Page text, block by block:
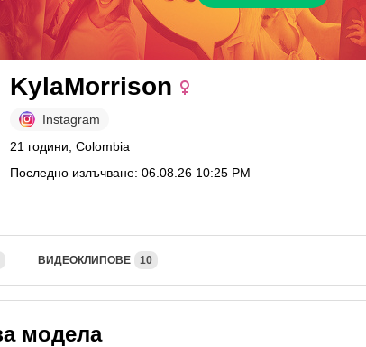
KylaMorrison
Instagram
21 години, Colombia
Последно излъчване: 06.08.26 10:25 PM
ВИДЕОКЛИПОВЕ 10
модела